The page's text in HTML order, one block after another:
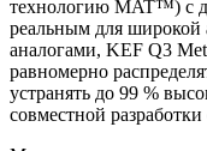
технологию MAT™) с
реальным для
аналогами, KEF Q3
равномерно
устранять до 99 %
совместной